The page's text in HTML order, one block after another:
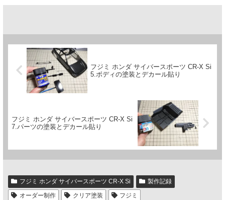
フジミ ホンダ サイバースポーツ CR-X Si
5.ボディの塗装とデカール貼り
フジミ ホンダ サイバースポーツ CR-X Si
7.パーツの塗装とデカール貼り
フジミ ホンダ サイバースポーツ CR-X Si
製作記録
オーダー制作
クリア塗装 フジミ